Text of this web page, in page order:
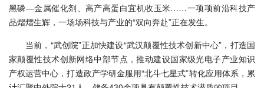
黑磷—金属催化剂、高产高蛋白宜机收玉米……一项项前沿科技产
品熠熠生辉，一场场科技与产业的“双向奔赴”正在发生。
当前，“武创院”正加快建设“武汉颠覆性技术创新中心”，打造国
家颠覆性技术创新网络中部节点，推动建设国家级光电子产业知识
产权运营中心，打造政产学研金服用“北斗七星式”转化应用体系，累